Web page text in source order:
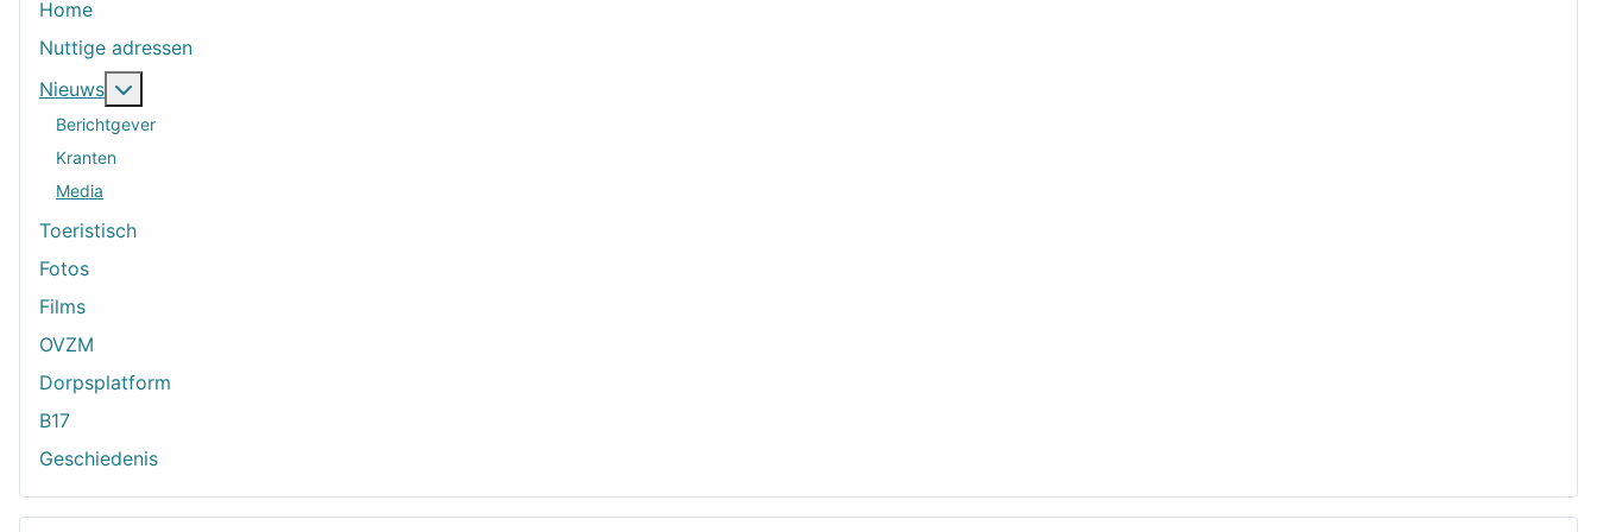
Home
Nuttige adressen
Nieuws
Berichtgever
Kranten
Media
Toeristisch
Fotos
Films
OVZM
Dorpsplatform
B17
Geschiedenis